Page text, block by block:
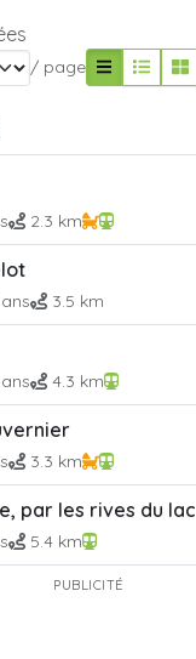
/ page
2.3 km
3.5 km
4.3 km
3.3 km
par les rives du lac
5.4 km
PUBLICITÉ